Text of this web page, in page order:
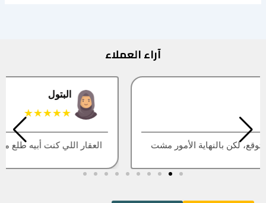
آراء العملاء
العقار اللي كنت أبيه طلع مباع، أتمنى التحديث يكون أسرع